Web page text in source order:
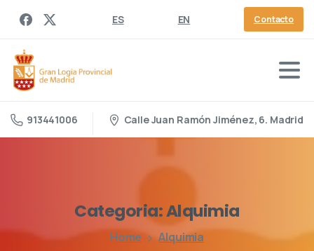
ES EN Contacto
913441006 Calle Juan Ramón Jiménez, 6. Madrid
Categoria:Alquimia
Home Alquimia